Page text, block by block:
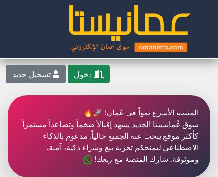
دخول تسجيل جديد
المنصة الأسرع نمواً في عُمان! 🚀🔥
سوق عُمانيستا الجديد يشهد إقبالاً ضخماً وتصاعداً مستمراً
كأكثر موقع يبحث عنه الجميع حالياً. مدعوم بالذكاء
الاصطناعي ليمنحكم تجربة بيع وشراء ذكية، آمنة،
وموثوقة. شارك المنصة مع ربعك!